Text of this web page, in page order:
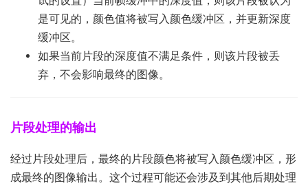
是可见的，颜色值将被写入颜色缓冲区，并更新深度
缓冲区。
如果当前片段的深度值不满足条件，则该片段被丢
弃，不会影响最终的图像。
片段处理的输出
经过片段处理后，最终的片段颜色将被写入颜色缓冲区，形
成最终的图像输出。这个过程可能还会涉及到其他后期处理